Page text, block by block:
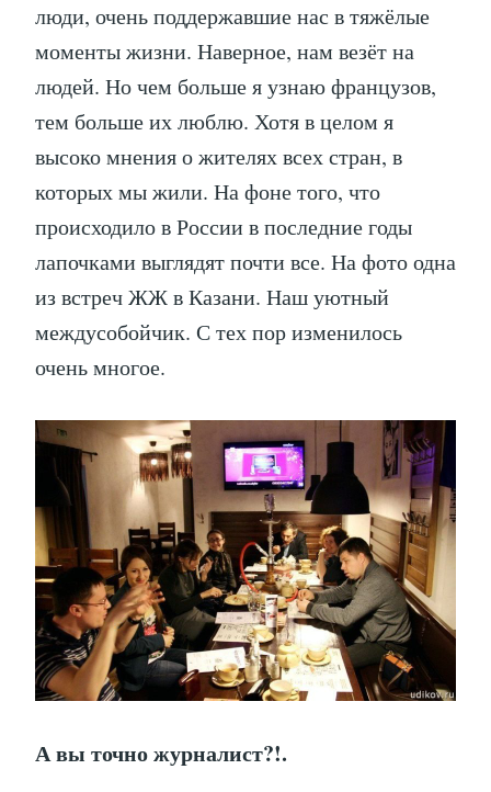
люди, очень поддержавшие нас в тяжёлые
моменты жизни. Наверное, нам везёт на
людей. Но чем больше я узнаю французов,
тем больше их люблю. Хотя в целом я
высоко мнения о жителях всех стран, в
которых мы жили. На фоне того, что
происходило в России в последние годы
лапочками выглядят почти все. На фото одна
из встреч ЖЖ в Казани. Наш уютный
междусобойчик. С тех пор изменилось
очень многое.
А вы точно журналист?!.